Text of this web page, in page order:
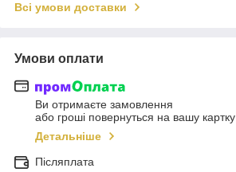
Всі умови доставки
Умови оплати
Ви отримаєте замовлення
або гроші повернуться на вашу картку
Детальніше
Післяплата